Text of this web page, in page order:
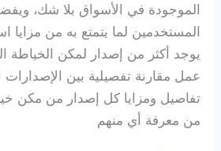
الموجودة في الأسواق بلا شك،
المستخدمين لما يتمتع به من مزايا
يوجد أكثر من إصدار لمكن الخياطة
عمل مقارنة تفصيلية بين الإصدارات
تفاصيل ومزايا كل إصدار من مكن
من معرفة أي منهم